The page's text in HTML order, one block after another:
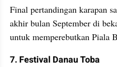
Final pertandingan karapan
akhir bulan September di
untuk memperebutkan Piala
7. Festival Danau Toba